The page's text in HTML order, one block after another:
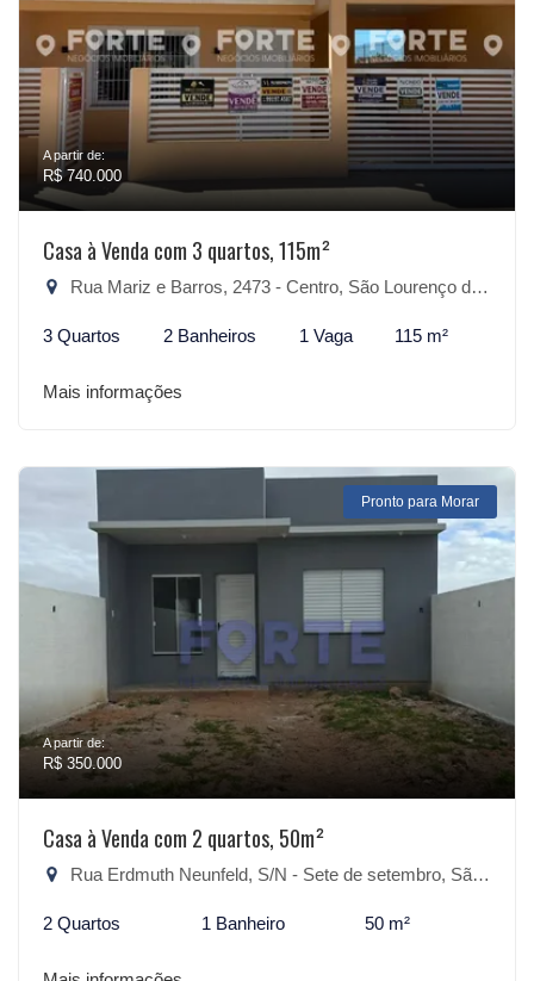
A partir de:
R$ 740.000
Casa à Venda com 3 quartos, 115m²
Rua Mariz e Barros, 2473 - Centro, São Lourenço do Sul-RS
3 Quartos 2 Banheiros 1 Vaga 115 m²
Mais informações
Pronto para Morar
A partir de:
R$ 350.000
Casa à Venda com 2 quartos, 50m²
Rua Erdmuth Neunfeld, S/N - Sete de setembro, São Lourenço do Sul-RS
2 Quartos 1 Banheiro 50 m²